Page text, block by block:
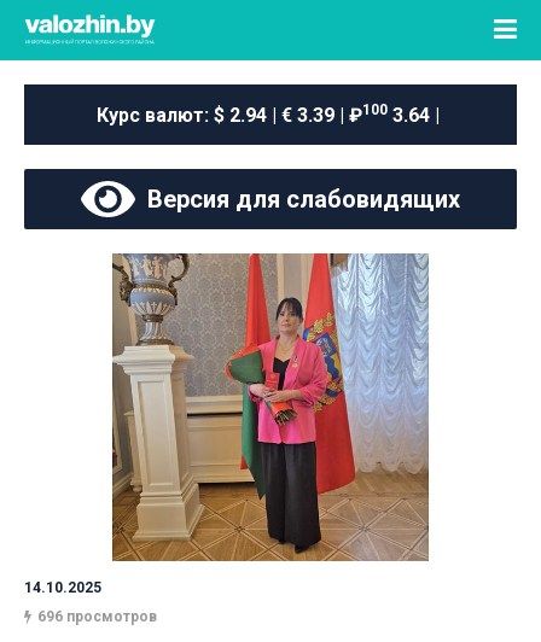
Курс валют: $ 2.94 | € 3.39 | ₽100 3.64 |
Версия для слабовидящих
14.10.2025
696 просмотров